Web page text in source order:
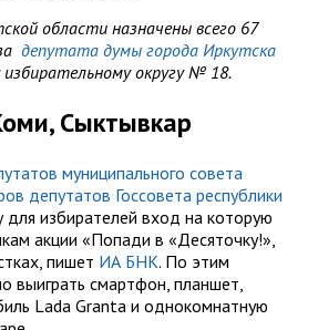
области назначены всего 67
депутата думы города Иркутска
округу № 18.
Сыктывкар
муниципального совета
депутатов Госсовета республики
для избирателей вход на которую
акции «Попади в «Десяточку!»,
пишет ИА БНК. По этим
выиграть смартфон, планшет,
Lada Granta и однокомнатную